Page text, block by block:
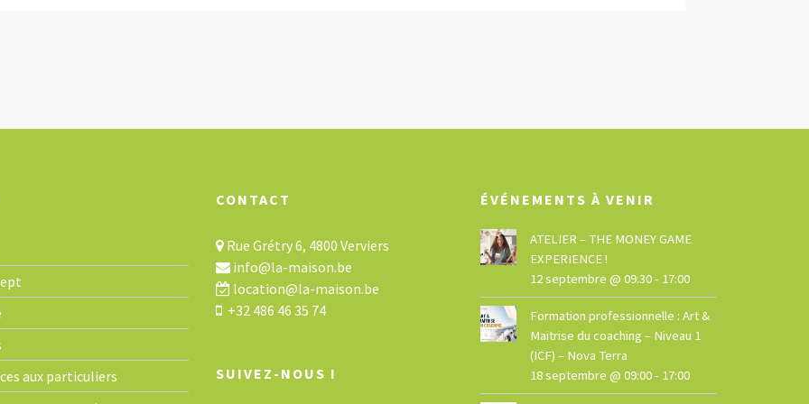
aux particuliers
CONTACT
Rue Grétry 6, 4800 Verviers
info@la-maison.be
location@la-maison.be
+32 486 46 35 74
SUIVEZ-NOUS !
ÉVÉNEMENTS À VENIR
ATELIER – THE MONEY GAME
EXPERIENCE !
12 septembre @ 09:30- 17:00
Formation professionnelle : Art &
Maitrise du coaching – Niveau 1
(ICF) – Nova Terra
18 septembre @ 09:00- 17:00